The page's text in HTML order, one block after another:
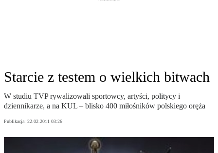
Starcie z testem o wielkich bitwach
W studiu TVP rywalizowali sportowcy, artyści, politycy i
dziennikarze, a na KUL – blisko 400 miłośników polskiego oręża
Publikacja: 22.02.2011 03:26